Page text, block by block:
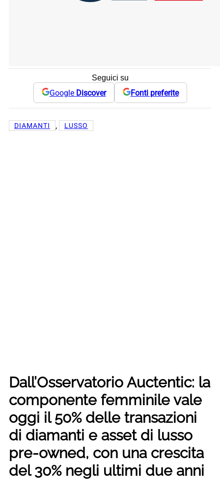
Seguici su
Google Discover Fonti preferite
DIAMANTI , LUSSO
Dall’Osservatorio Auctentic: la
componente femminile vale
oggi il 50% delle transazioni
di diamanti e asset di lusso
pre-owned, con una crescita
del 30% negli ultimi due anni